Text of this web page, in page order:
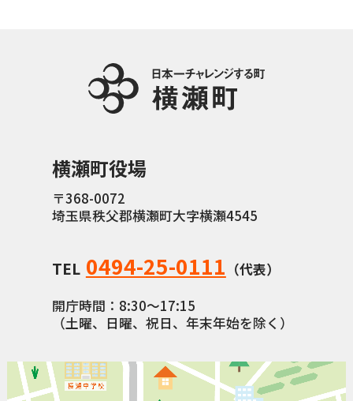
引っ越し／移住・定住
おくやみ
横瀬町（町長） へのご意見等
横瀬町公式note
開庁時間：8:30〜17:00
（土曜、日曜、祝日、年末年始を覗く）
窓口案内
メニューを閉じる
横瀬町役場
〒368-0072
埼玉県秩父郡横瀬町大字横瀬4545
TEL 0494-25-0111 （代表）
開庁時間：8:30〜17:15
（土曜、日曜、祝日、年末年始を除く）